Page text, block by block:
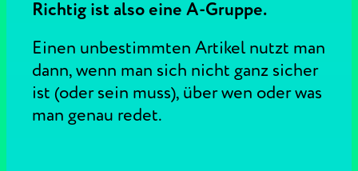
Richtig ist also eine A-Gruppe.
Einen unbestimmten Artikel nutzt man
dann, wenn man sich nicht ganz sicher
ist (oder sein muss), über wen oder was
man genau redet.